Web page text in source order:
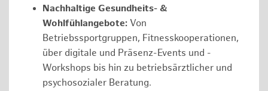
Nachhaltige Gesundheits- &
Wohlfühlangebote: Von
Betriebssportgruppen, Fitnesskooperationen,
über digitale und Präsenz-Events und -
Workshops bis hin zu betriebsärztlicher und
psychosozialer Beratung.